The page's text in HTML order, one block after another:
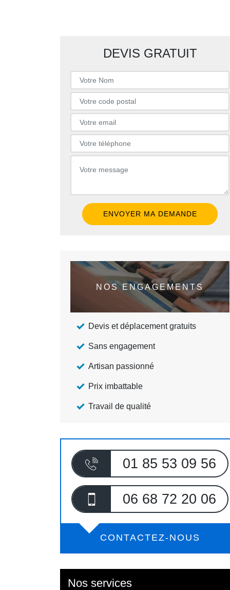
DEVIS GRATUIT
NOS ENGAGEMENTS
Devis et déplacement gratuits
Sans engagement
Artisan passionné
Prix imbattable
Travail de qualité
01 85 53 09 56
06 68 72 20 06
CONTACTEZ-NOUS
Nos services